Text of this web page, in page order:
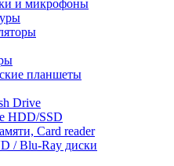
и микрофоны
планшеты
Drive
HDD/SSD
Card reader
/ Blu-Ray диски